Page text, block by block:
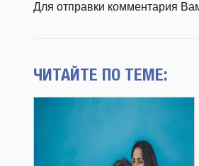
Для отправки комментария
ЧИТАЙТЕ ПО ТЕМЕ: